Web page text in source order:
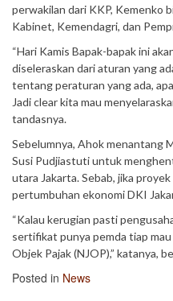
perwakilan dari KKP, Kemenko
Kabinet, Kemendagri, dan
“Hari Kamis Bapak-bapak ini
diseleraskan dari aturan yang
tentang peraturan yang ada,
Jadi clear kita mau
tandasnya.
Sebelumnya, Ahok menantang
Susi Pudjiastuti untuk
utara Jakarta. Sebab, jika
pertumbuhan ekonomi DKI
“Kalau kerugian pasti
sertifikat punya pemda tiap
Objek Pajak (NJOP),” katanya,
Posted in News